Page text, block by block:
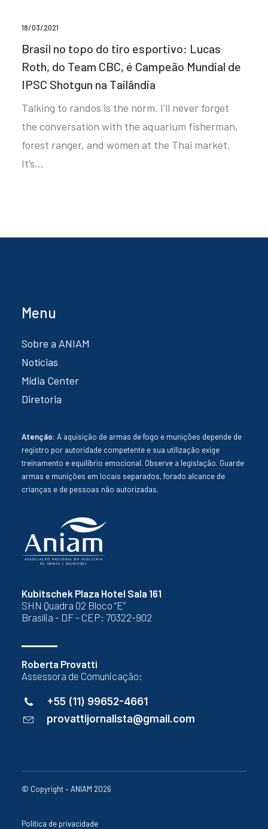
18/03/2021
Brasil no topo do tiro esportivo: Lucas
Roth, do Team CBC, é Campeão Mundial de
IPSC Shotgun na Tailândia
Talking to randos is the norm. I’ll never forget
the conversation with the aquarium fisherman,
forest ranger, and women at the Thai market.
It’s…
Kubitschek Plaza Hotel Sala 161
SHN Quadra 02 Bloco “E”
Brasília - DF - CEP: 70322-902
Roberta Provatti
Assessora de Comunicação:
+55 (11) 99652-4661
provattijornalista@gmail.com
Menu
Sobre a ANIAM
Notícias
Mídia Center
Diretoria
Atenção: A aquisição de armas de fogo e munições depende de
registro por autoridade competente e sua utilização exige
treinamento e equilíbrio emocional. Observe a legislação. Guarde
armas e munições em locais separados, forado alcance de
crianças e de pessoas não autorizadas.
© Copyright – ANIAM 2026
Política de privacidade